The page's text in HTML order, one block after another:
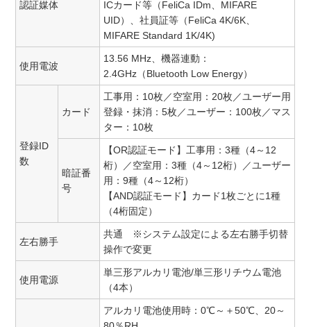
認証媒体
ICカード等（FeliCa IDm、MIFARE
UID）、社員証等（FeliCa 4K/6K、
MIFARE Standard 1K/4K)
使用電波
13.56 MHz、機器連動：
2.4GHz（Bluetooth Low Energy）
登録ID
数
カード
工事用：10枚／空室用：20枚／ユーザー用
登録・抹消：5枚／ユーザー：100枚／マス
ター：10枚
暗証番
号
【OR認証モード】工事用：3種（4～12
桁）／空室用：3種（4～12桁）／ユーザー
用：9種（4～12桁）
【AND認証モード】カード1枚ごとに1種
（4桁固定）
左右勝手
共通 ※システム設定による左右勝手切替
操作で変更
使用電源
単三形アルカリ電池/単三形リチウム電池
（4本）
アルカリ電池使用時：0℃～＋50℃、20～